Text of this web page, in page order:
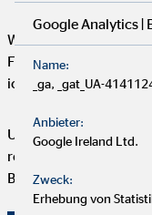
Wir starten mit einem
Finanzen und Ziele
ich dir
Um deine
regelmäßige
Betreuung stehen bei
Google Analytics |
Name:
_ga, _gat_UA-
Anbieter:
Google Ireland Ltd.
Zweck:
Erhebung von